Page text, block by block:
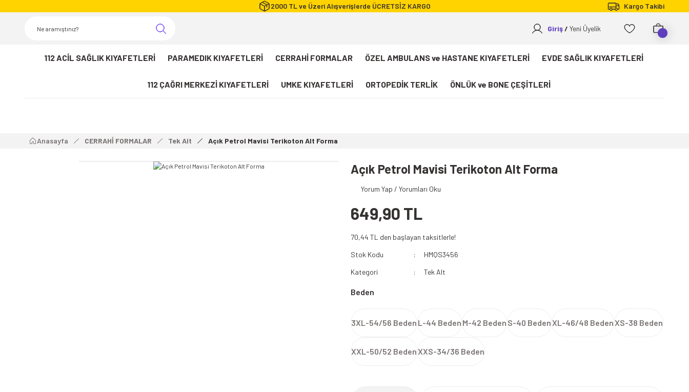
2000 TL ve Üzeri Alışverişlerde ÜCRETSİZ KARGO Kargo Takibi
Giriş Yeni Üyelik
112 ACİL SAĞLIK KIYAFETLERİ PARAMEDIK KIYAFETLERİ CERRAHİ FORMALAR ÖZEL AMBULANS ve HASTANE KIYAFETLERİ EVDE SAĞLIK KIYAFETLERİ
112 ÇAĞRI MERKEZİ KIYAFETLERİ UMKE KIYAFETLERİ ORTOPEDİK TERLİK ÖNLÜK ve BONE ÇEŞİTLERİ
Paramedik T-shirt
112 Paramedik Yelek
112 Acil Sağlık Polar
Paramedik Swit
Anasayfa CERRAHİ FORMALAR Tek Alt Açık Petrol Mavisi Terikoton Alt Forma
Açık Petrol Mavisi Terikoton Alt Forma
Yorum Yap / Yorumları Oku
649,90 TL
70,44 TL den başlayan taksitlerle!
Stok Kodu
HMQS3456
Kategori
Tek Alt
Beden
3XL-54/56 Beden L-44 Beden M-42 Beden S-40 BedenXL-46/48 BedenXS-38 Beden
XXL-50/52 BedenXXS-34/36 Beden